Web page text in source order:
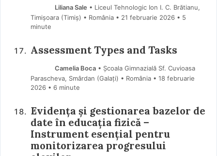
Liliana Sale • Liceul Tehnologic Ion I. C. Brătianu,
Timișoara (Timiş) • România
21 februarie 2026 • 5
minute
Assessment Types and Tasks
Camelia Boca• Școala Gimnazială Sf. Cuvioasa
Parascheva, Smârdan (Galaţi) • România
18 februarie
2026 • 6 minute
Evidența și gestionarea bazelor de
date în educația fizică –
Instrument esențial pentru
monitorizarea progresului